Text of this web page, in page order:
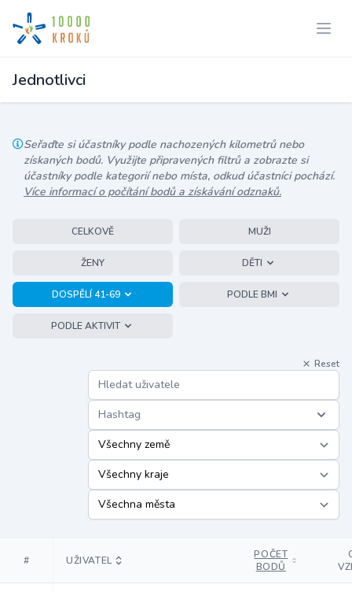
Jednotlivci
Seřaďte si účastníky podle nachozených kilometrů nebo
získaných bodů. Využijte připravených filtrů a zobrazte si
účastníky podle kategorií nebo místa, odkud účastníci pochází.
Více informací o počítání bodů a získávání odznaků.
CELKOVĚ MUŽI
ŽENY DĚTI
DOSPĚLÍ 41-69 PODLE BMI
PODLE AKTIVIT
Reset
Hashtag
# UŽIVATEL
POČET
BODŮ